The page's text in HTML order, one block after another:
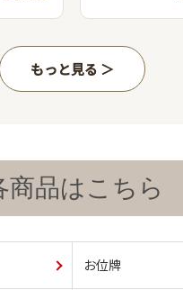
もっと見る
商品はこちら
お位牌